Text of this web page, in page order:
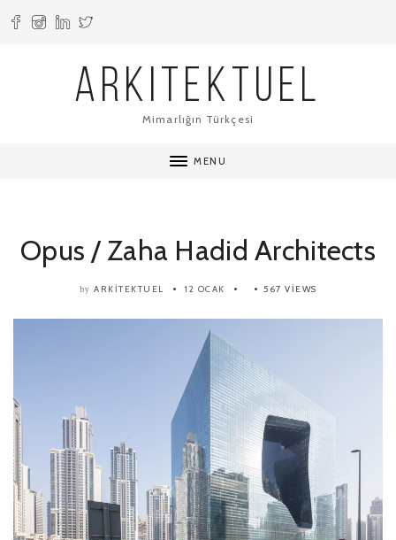
ARKITEKTUEL
Mimarlığın Türkçesi
MENU
Opus / Zaha Hadid Architects
by ARKITEKTUEL 12 OCAK 567 VIEWS